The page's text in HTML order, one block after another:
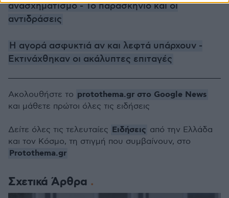
ανασχηματισμό - Το παρασκήνιο και οι
αντιδράσεις
H αγορά ασφυκτιά αν και λεφτά υπάρχουν -
Εκτινάχθηκαν οι ακάλυπτες επιταγές
Σχετικά Άρθρα
Ακολουθήστε το protothema.gr στο Google News
και μάθετε πρώτοι όλες τις ειδήσεις
Δείτε όλες τις τελευταίες Ειδήσεις από την Ελλάδα
και τον Κόσμο, τη στιγμή που συμβαίνουν, στο
Protothema.gr